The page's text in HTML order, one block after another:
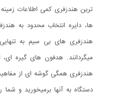
ترین هندزفری کمی اطلاعات
ها، دایره انتخاب محدود به
هندزفری های بی سیم به
میگردانند. هدفون های گیره
هندزفری همگی گوشه ای از
دستگاه به آنها برمیخورید و